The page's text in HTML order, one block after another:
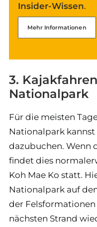
Insider-Wissen.
Mehr Informationen
3.
Nationalpark
Für die meisten
Nationalpark
dazubuchen. Wenn
findet dies
Koh Mae Ko statt.
Nationalpark auf
der
nächsten Strand